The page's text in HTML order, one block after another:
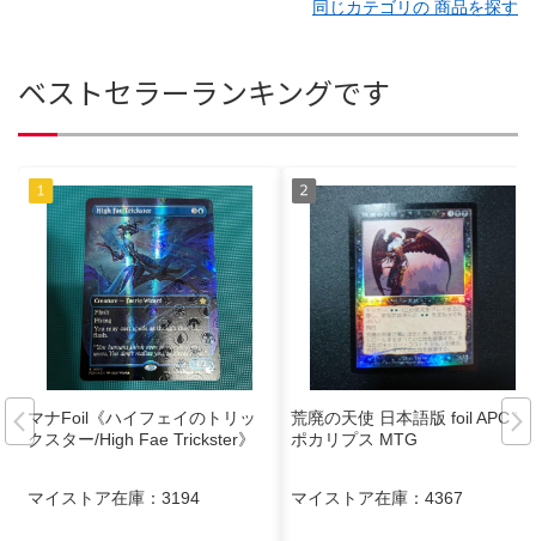
同じカテゴリの 商品を探す
ベストセラーランキングです
マナFoil《ハイフェイのトリッ
クスター/High Fae Trickster》
マイストア在庫： 3194
荒廃の天使 日本語版 foil APC ア
ポカリプス MTG
マイストア在庫： 4367